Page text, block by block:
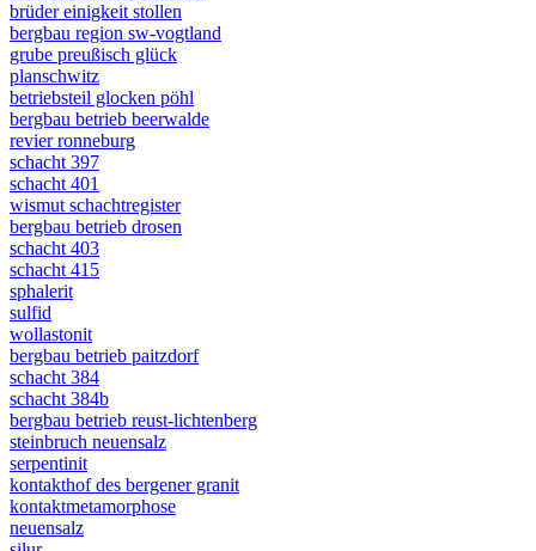
brüder einigkeit stollen
bergbau region sw-vogtland
grube preußisch glück
planschwitz
betriebsteil glocken pöhl
bergbau betrieb beerwalde
revier ronneburg
schacht 397
schacht 401
wismut schachtregister
bergbau betrieb drosen
schacht 403
schacht 415
sphalerit
sulfid
wollastonit
bergbau betrieb paitzdorf
schacht 384
schacht 384b
bergbau betrieb reust-lichtenberg
steinbruch neuensalz
serpentinit
kontakthof des bergener granit
kontaktmetamorphose
neuensalz